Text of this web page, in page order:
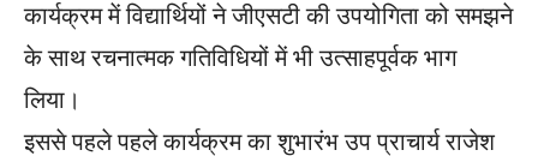
कार्यक्रम में विद्यार्थियों ने जीएसटी की उपयोगिता को समझने
के साथ रचनात्मक गतिविधियों में भी उत्साहपूर्वक भाग
लिया।
इससे पहले पहले कार्यक्रम का शुभारंभ उप प्राचार्य राजेश